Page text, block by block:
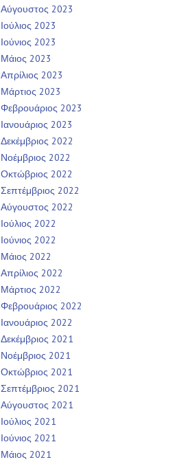
Αύγουστος 2023
Ιούλιος 2023
Ιούνιος 2023
Μάιος 2023
Απρίλιος 2023
Μάρτιος 2023
Φεβρουάριος 2023
Ιανουάριος 2023
Δεκέμβριος 2022
Νοέμβριος 2022
Οκτώβριος 2022
Σεπτέμβριος 2022
Αύγουστος 2022
Ιούλιος 2022
Ιούνιος 2022
Μάιος 2022
Απρίλιος 2022
Μάρτιος 2022
Φεβρουάριος 2022
Ιανουάριος 2022
Δεκέμβριος 2021
Νοέμβριος 2021
Οκτώβριος 2021
Σεπτέμβριος 2021
Αύγουστος 2021
Ιούλιος 2021
Ιούνιος 2021
Μάιος 2021